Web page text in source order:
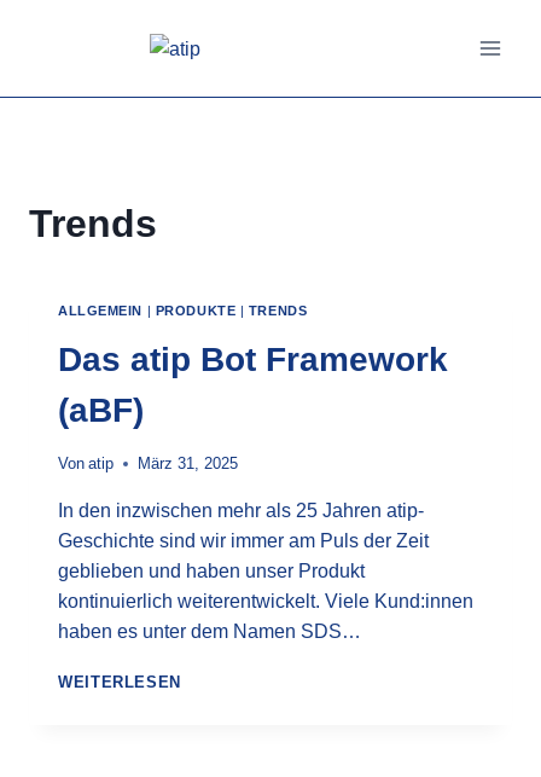
Trends
ALLGEMEIN | PRODUKTE | TRENDS
Das atip Bot Framework
(aBF)
Von atip März 31, 2025
In den inzwischen mehr als 25 Jahren atip-
Geschichte sind wir immer am Puls der Zeit
geblieben und haben unser Produkt
kontinuierlich weiterentwickelt. Viele Kund:innen
haben es unter dem Namen SDS…
WEITERLESEN